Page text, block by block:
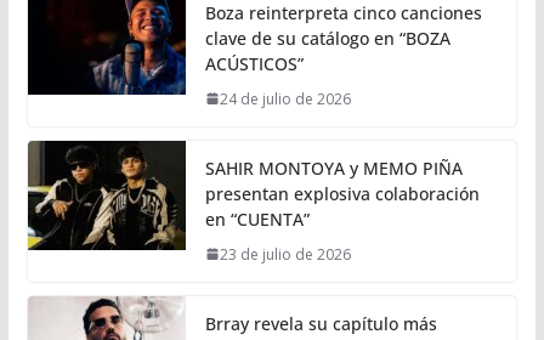
Boza reinterpreta cinco canciones
clave de su catálogo en “BOZA
ACÚSTICOS”
24 de julio de 2026
SAHIR MONTOYA y MEMO PIÑA
presentan explosiva colaboración
en “CUENTA”
23 de julio de 2026
Brray revela su capítulo más